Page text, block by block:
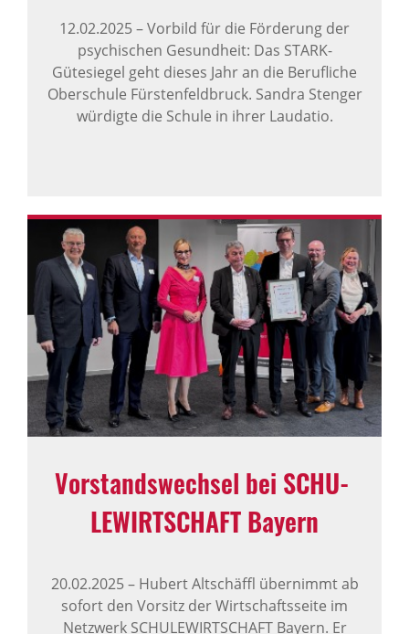
12.02.2025–Vorbild für die Förderung der
psychischen Gesundheit: Das STARK-
Gütesiegel geht dieses Jahr an die Berufliche
Oberschule Fürstenfeldbruck. Sandra Stenger
würdigte die Schule in ihrer Laudatio.
Vorstands­wechsel bei SCHU­
LE­WIRT­SCHAFT Bayern
20.02.2025–Hubert Altschäffl übernimmt ab
sofort den Vorsitz der Wirtschaftsseite im
Netzwerk SCHULEWIRTSCHAFT Bayern. Er